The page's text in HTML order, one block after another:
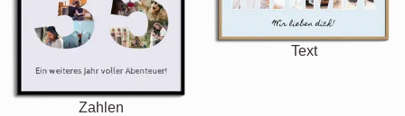
Zahlen
Text